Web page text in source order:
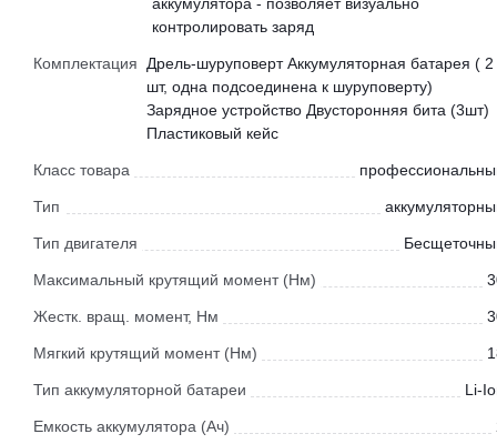
контролировать заряд
Комплектация
Дрель-шуруповерт Аккумуляторная батарея ( 2
шт, одна подсоединена к шуруповерту)
Зарядное устройство Двусторонняя бита (3шт)
Пластиковый кейс
Класс товара
Тип
Тип двигателя
Максимальный крутящий момент (Нм)
Жестк. вращ. момент, Нм
Мягкий крутящий момент (Нм)
Тип аккумуляторной батареи Li-
Емкость аккумулятора (Ач)